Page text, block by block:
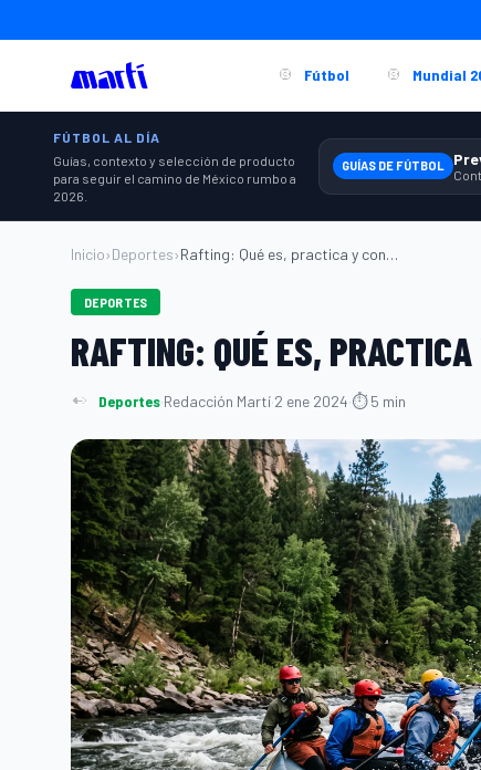
Fútbol Mundial
FÚTBOL AL DÍA
Guías, contexto y selección de producto
para seguir el camino de México rumbo a
2026.
GUÍAS DE FÚTBOL
Inicio›Deportes› Rafting: Qué es, practica y consejos...
DEPORTES
RAFTING: QUÉ ES,
Deportes·Redacción Martí·2 ene 2024·⏱ 5 min